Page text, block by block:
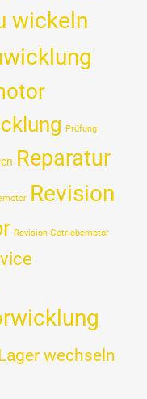
wickeln
Prüfung
Reparatur
Revision
Revision Getriebemotor
wechseln